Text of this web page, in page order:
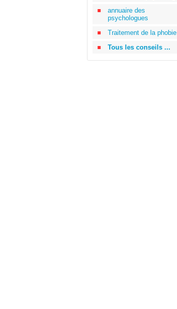
annuaire des
psychologues
Traitement de la phobie
Tous les conseils ...